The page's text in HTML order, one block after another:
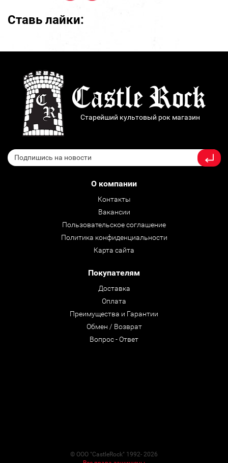
Ставь лайки:
Старейший культовый рок магазин
О компании
Контакты
Вакансии
Пользовательское соглашение
Политика конфиденциальности
Карта сайта
Покупателям
Доставка
Оплата
Преимущества и Гарантии
Обмен / Возврат
Вопрос - Ответ
© ООО "CastleRock" 1992- 2026